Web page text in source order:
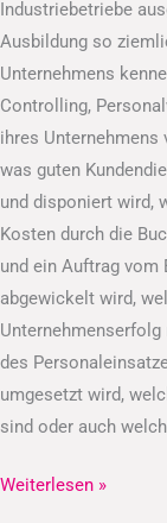
Industriebetriebe
Ausbildung so
Unternehmens
Controlling,
ihres
was guten
und disponiert wird,
Kosten durch die
und ein Auftrag vom
abgewickelt wird,
des
umgesetzt wird,
sind oder auch
Weiterlesen »